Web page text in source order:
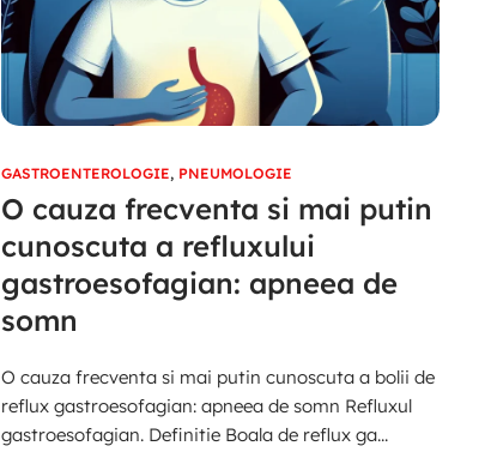
GASTROENTEROLOGIE, PNEUMOLOGIE
O cauza frecventa si mai putin
cunoscuta a refluxului
gastroesofagian: apneea de
somn
O cauza frecventa si mai putin cunoscuta a bolii de
reflux gastroesofagian: apneea de somn Refluxul
gastroesofagian. Definitie Boala de reflux ga...